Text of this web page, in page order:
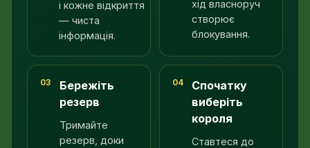
і кожне відкриття
— чиста
інформація.
хід власноруч
створює
блокування.
03
Бережіть
резерв
Тримайте
резерв, доки
04
Спочатку
виберіть
короля
Ставтеся до